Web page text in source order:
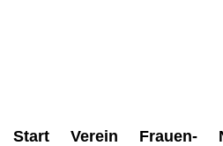
Start Verein Frauen-